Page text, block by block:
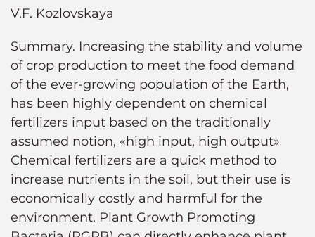
V.F. Kozlovskaya
Summary. Increasing the stability and volume
of crop production to meet the food demand
of the ever-growing population of the Earth,
has been highly dependent on chemical
fertilizers input based on the traditionally
assumed notion, «high input, high output»
Chemical fertilizers are a quick method to
increase nutrients in the soil, but their use is
economically costly and harmful for the
environment. Plant Growth Promoting